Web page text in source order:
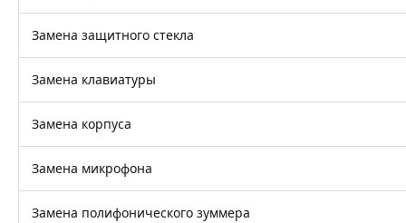
Замена защитного стекла
Замена клавиатуры
Замена корпуса
Замена микрофона
Замена полифонического зуммера